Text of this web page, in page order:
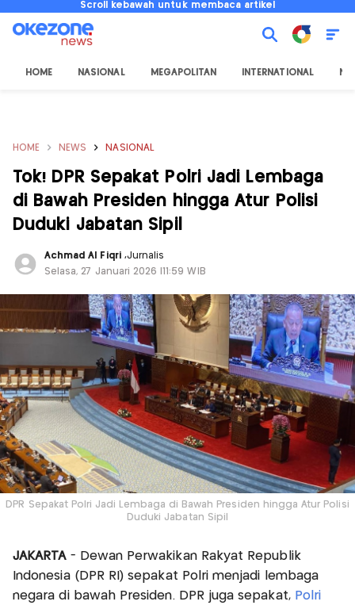
Scroll kebawah untuk membaca artikel
HOME NASIONAL MEGAPOLITAN INTERNATIONAL
HOME NEWS NASIONAL
Tok! DPR Sepakat Polri Jadi Lembaga
di Bawah Presiden hingga Atur Polisi
Duduki Jabatan Sipil
Achmad Al Fiqri ,Jurnalis
Selasa, 27 Januari 2026 |11:59 WIB
DPR Sepakat Polri Jadi Lembaga di Bawah Presiden hingga Atur Polisi
Duduki Jabatan Sipil
JAKARTA- Dewan Perwakikan Rakyat Republik
Indonesia (DPR RI) sepakat Polri menjadi lembaga
negara di bawah Presiden. DPR juga sepakat,Polri